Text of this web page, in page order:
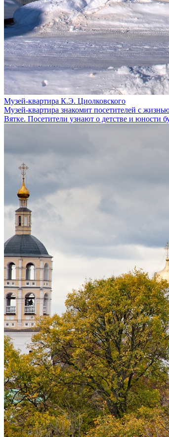
Музей-квартира К.Э. Циолковского
Музей-квартира знакомит посетителей с
Вятке. Посетители узнают о детстве и юности